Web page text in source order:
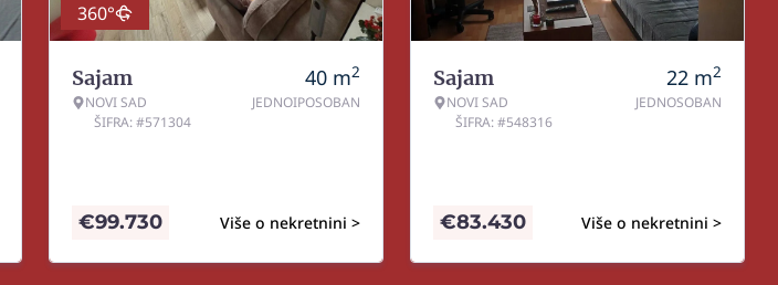
360°
Sajam
NOVI SAD
ŠIFRA: #571304
40 m2
JEDNOIPOSOBAN
Više o nekretnini >
€99.730
Sajam
NOVI SAD
ŠIFRA: #548316
22 m2
JEDNOSOBAN
Više o nekretnini >
€83.430